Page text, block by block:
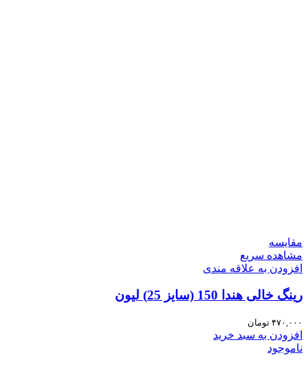
مقایسه
مشاهده سریع
افزودن به علاقه مندی
رینگ خالی هندا 150 (سایز 25) لیون
۴۷۰,۰۰۰ تومان
افزودن به سبد خرید
ناموجود